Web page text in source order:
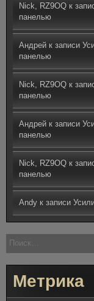
Nick, RZ9OQ к
панелью
Андрей к записи
панелью
Nick, RZ9OQ к
панелью
Андрей к записи
панелью
Nick, RZ9OQ к
панелью
Andy к записи
Найти:
Метрика